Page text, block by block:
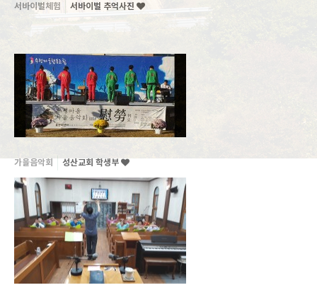
서바이벌체험 서바이벌 추억사진
가을음악회 성산교회 학생부